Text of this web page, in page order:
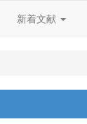
新着文献